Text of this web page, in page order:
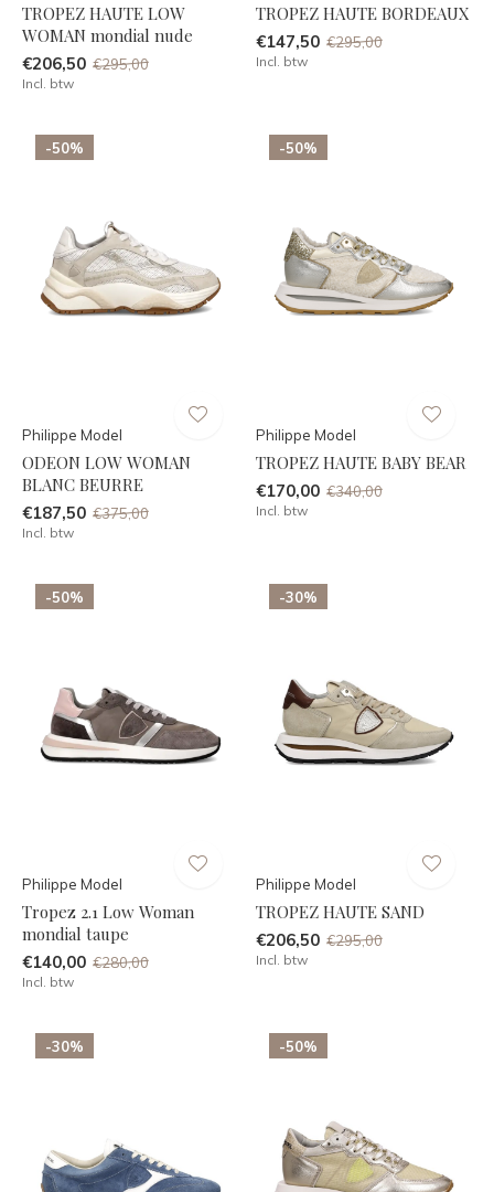
TROPEZ HAUTE LOW
WOMAN mondial nude
€206,50 €295,00
Incl. btw
TROPEZ HAUTE BORDEAUX
€147,50 €295,00
Incl. btw
-50%
Philippe Model
ODEON LOW WOMAN
BLANC BEURRE
€187,50 €375,00
Incl. btw
-50%
Philippe Model
TROPEZ HAUTE BABY BEAR
€170,00 €340,00
Incl. btw
-50%
Philippe Model
Tropez 2.1 Low Woman
mondial taupe
€140,00 €280,00
Incl. btw
-30%
Philippe Model
TROPEZ HAUTE SAND
€206,50 €295,00
Incl. btw
-30% -50%